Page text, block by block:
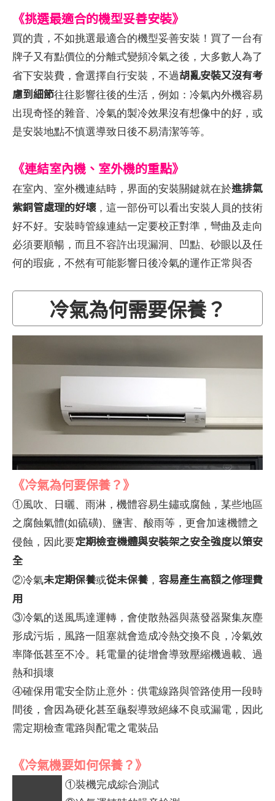
《挑選最適合的機型妥善安裝》
買的貴，不如挑選最適合的機型妥善安裝！買了一台有
牌子又有點價位的分離式變頻冷氣之後，大多數人為了
省下安裝費，會選擇自行安裝，不過胡亂安裝又沒有考
慮到細節往往影響往後的生活，例如：冷氣內外機容易
出現奇怪的雜音、冷氣的製冷效果沒有想像中的好，或
是安裝地點不慎選導致日後不易清潔等等。
《連結室內機、室外機的重點》
在室內、室外機連結時，界面的安裝關鍵就在於進排氣
紫銅管處理的好壞，這一部份可以看出安裝人員的技術
好不好。安裝時管線連結一定要校正對準，彎曲及走向
必須要順暢，而且不容許出現漏洞、凹點、砂眼以及任
何的瑕疵，不然有可能影響日後冷氣的運作正常與否
冷氣為何需要保養？
《冷氣為何要保養？》
①風吹、日曬、雨淋，機體容易生鏽或腐蝕，某些地區
之腐蝕氣體(如硫磺)、鹽害、酸雨等，更會加速機體之
侵蝕，因此要定期檢查機體與安裝架之安全強度以策安
全
②冷氣未定期保養或從未保養， 容易產生高額之修理費
用
③冷氣的送風馬達運轉，會使散熱器與蒸發器聚集灰塵
形成污垢，風路一阻塞就會造成冷熱交換不良，冷氣效
率降低甚至不冷。耗電量的徒增會導致壓縮機過載、過
熱和損壞
④確保用電安全防止意外：供電線路與管路使用一段時
間後，會因為硬化甚至龜裂導致絕緣不良或漏電，因此
需定期檢查電路與配電之電裝品
《冷氣機要如何保養？》
①裝機完成綜合測試